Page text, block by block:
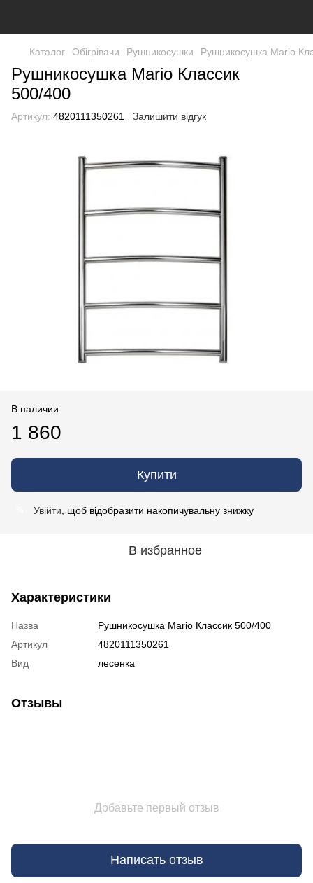
Каталог Обігрівачи Рушникосушки Рушникосушка Mario
Рушникосушка Mario Классик
500/400
Артикул: 4820111350261 Залишити відгук
В наличии
1 860
Купити
Увійти , щоб відобразити накопичувальну знижку
В избранное
Характеристики
Назва
Рушникосушка Mario Классик 500/400
Артикул
4820111350261
Вид
лесенка
Отзывы
Добавьте первый отзыв
Написать отзыв